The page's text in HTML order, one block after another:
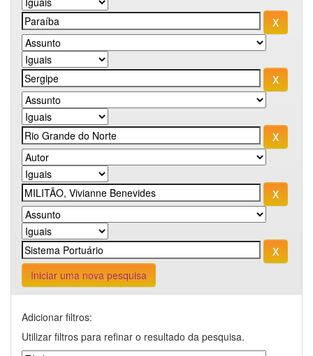
Iniciar uma nova pesquisa
Adicionar filtros:
Utilizar filtros para refinar o resultado da pesquisa.